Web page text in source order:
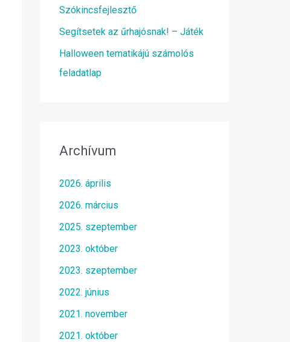
Szókincsfejlesztő
Segítsetek az űrhajósnak! – Játék
Halloween tematikájú számolós
feladatlap
Archívum
2026. április
2026. március
2025. szeptember
2023. október
2023. szeptember
2022. június
2021. november
2021. október